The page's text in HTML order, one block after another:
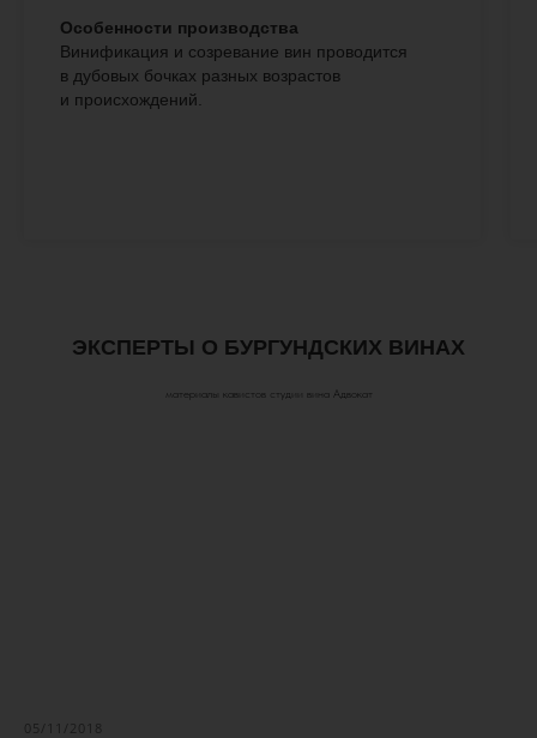
Особенности производства
Винификация и созревание вин проводится
в дубовых бочках разных возрастов
и происхождений.
ЭКСПЕРТЫ О БУРГУНДСКИХ ВИНАХ
материалы кавистов студии вина Адвокат
05/11/2018